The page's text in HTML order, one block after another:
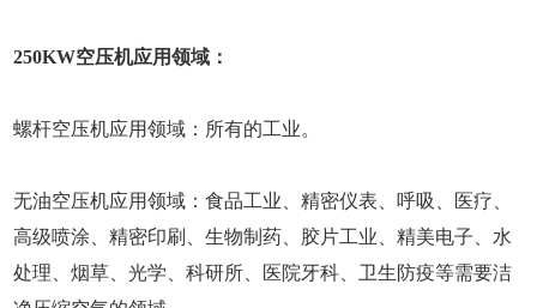
250KW空压机应用领域：
螺杆空压机应用领域：所有的工业。
无油空压机应用领域：食品工业、精密仪表、呼吸、医疗、
高级喷涂、精密印刷、生物制药、胶片工业、精美电子、水
处理、烟草、光学、科研所、医院牙科、卫生防疫等需要洁